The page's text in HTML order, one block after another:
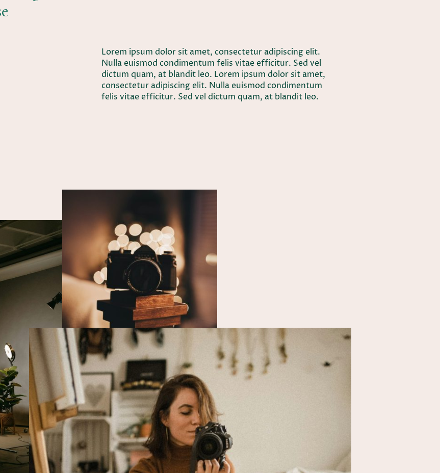
Lorem ipsum dolor sit amet, consectetur adipiscing elit.
Nulla euismod condimentum felis vitae efficitur. Sed vel
dictum quam, at blandit leo. Lorem ipsum dolor sit amet,
consectetur adipiscing elit. Nulla euismod condimentum
felis vitae efficitur. Sed vel dictum quam, at blandit leo.